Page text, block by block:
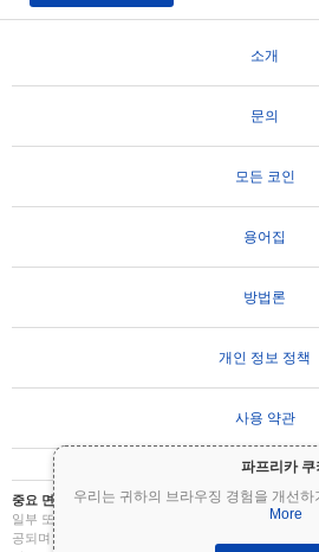
파프리카 쿠
우리는 귀하의 브라우징 경험을 개선
More
소개
문의
모든 코인
용어집
방법론
개인 정보 정책
사용 약관
중요 면책 조항: 암호화폐는 변동성이 매우 높으며 상
일부 또는 전부를 잃을 수 있습니다. Coinpaprika의
공되며 재무 또는 투자 조언을 구성하지 않습니다. 투